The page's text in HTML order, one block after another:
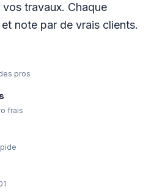
travaux. Chaque
note par de vrais clients.
pros
frais